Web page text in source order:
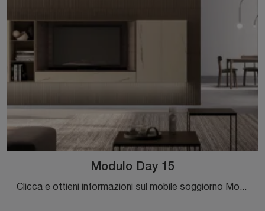
Modulo Day 15
Clicca e ottieni informazioni sul mobile soggiorno Modulo Day 15 Orme in melaminico: arreda un soggiorno operativo e pratico.